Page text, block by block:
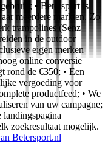
• Betersport is
meerdere markten. Zo
trampolines (Senz
in de outdoor
eigen merken
online conversie
rond de €350; • Een
vergoeding voor
productfeed; • We
van uw campagne;
landingspagina
zoekresultaat mogelijk.
Betersport.nl